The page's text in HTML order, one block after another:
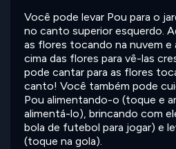
Você pode levar Pou para o
no canto superior esquerdo.
as flores tocando na nuvem e
cima das flores para vê-las
pode cantar para as flores
canto! Você também pode
Pou alimentando-o (toque e
alimentá-lo), brincando com
bola de futebol para jogar) e
(toque na gola).